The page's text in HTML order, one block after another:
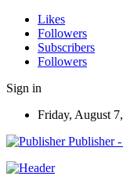
Likes
Followers
Subscribers
Followers
Sign in
Friday, August
Publisher